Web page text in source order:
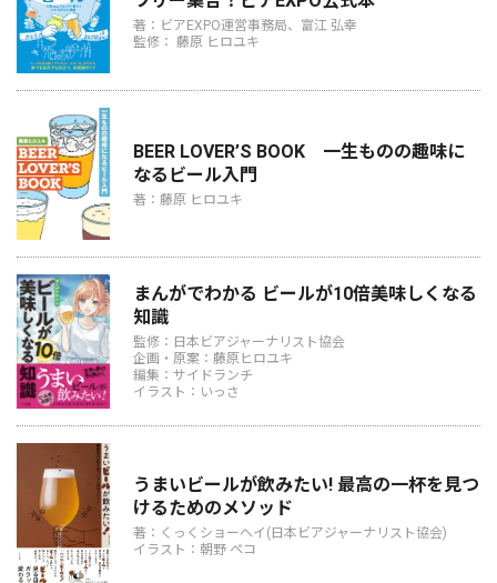
著：ビアEXPO運営事務局、富江 弘幸
監修： 藤原 ヒロユキ
BEER LOVER’S BOOK 一生ものの趣味に
なるビール入門
著：藤原 ヒロユキ
まんがでわかる ビールが10倍美味しくなる
知識
監修：日本ビアジャーナリスト協会
企画・原案：藤原ヒロユキ
編集：サイドランチ
イラスト：いっさ
うまいビールが飲みたい! 最高の一杯を見つ
けるためのメソッド
著：くっくショーヘイ(日本ビアジャーナリスト協会)
イラスト：朝野 ペコ